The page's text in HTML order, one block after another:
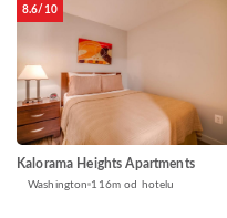
8.6/10
Kalorama Heights Apartments
Washington 116m od hotelu